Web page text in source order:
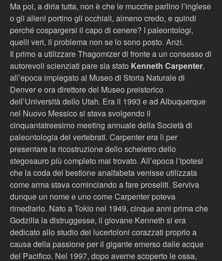
Ma poi, a dirla tutta, non è che le mucche parlino l’inglese
o gli alieni portino gli occhiali, almeno credo, e quindi
perché cospargersi il capo di cenere? I paleontologi,
quelli veri, il problema non se lo sono posto. Anzi.
Il primo a utilizzare Thagomizer di fronte a un consesso di
autorevoli scienziati pare sia stato Kenneth Carpenter,
all’epoca impiegato al Museo di Storia Naturale di
Denver e ora direttore del Museo preistorico
dell’Università dello Utah. Era il 1993 e ad Albuquerque
nel Nuovo Messico si stava svolgendo il
cinquantatreesimo meeting annuale della Società di
paleontologia dei vertebrati. Carpenter era lì per
presentare la ricostruzione dello scheletro dello
stegosauro più completo mai trovato. All’epoca l’ipotesi
che la coda del bestione analfabeta venisse utilizzata
come arma stava cominciando a fare proseliti. Serviva
dunque un nome e uno come Carpenter poteva
rimediarlo. Nato a Tokio nel 1949, cinque anni prima che
Godzilla la distruggesse, il giovane Kenneth si era
dedicato allo studio dei lucertoloni corazzati proprio a
causa della passione per il gigante emerso dalle acque
del Pacifico. Nel 1997, dopo averne scoperto le ossa,